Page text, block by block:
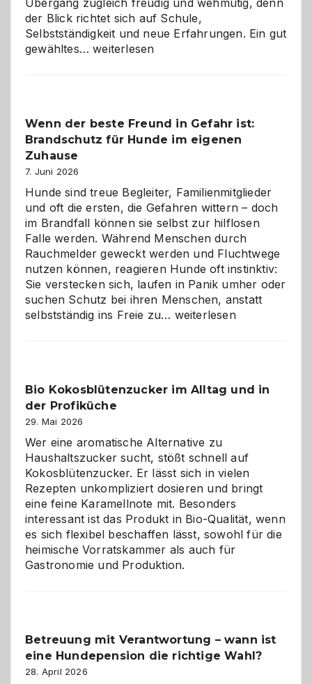
der Blick richtet sich auf Schule,
Selbstständigkeit und neue Erfahrungen. Ein gut
gewähltes…Abschied
und
herzlich
weiterlesen
Wenn der beste Freund in Gefahr ist:
Brandschutz für Hunde im eigenen
Zuhause
7. Juni 2026
Hunde sind treue Begleiter, Familienmitglieder
und oft die ersten, die Gefahren wittern – doch
im Brandfall können sie selbst zur hilflosen
Falle werden. Während Menschen durch
Rauchmelder geweckt werden und Fluchtwege
nutzen können, reagieren Hunde oft instinktiv:
Sie verstecken sich, laufen in Panik umher oder
suchen Schutz bei ihren Menschen, anstatt
selbstständig ins Freie zu… Wenn
Gefahr
für
Hunde
im
eigenen
Zuhause
weiterlesen
Bio Kokosblütenzucker im Alltag und in
der Profiküche
29. Mai 2026
Wer eine aromatische Alternative zu
Haushaltszucker sucht, stößt schnell auf
Kokosblütenzucker. Er lässt sich in vielen
Rezepten unkompliziert dosieren und bringt
eine feine Karamellnote mit. Besonders
interessant ist das Produkt in Bio-Qualität, wenn
es sich flexibel beschaffen lässt, sowohl für die
heimische Vorratskammer als auch für
Gastronomie und Produktion.
Betreuung mit Verantwortung – wann ist
eine Hundepension die richtige Wahl?
28. April 2026